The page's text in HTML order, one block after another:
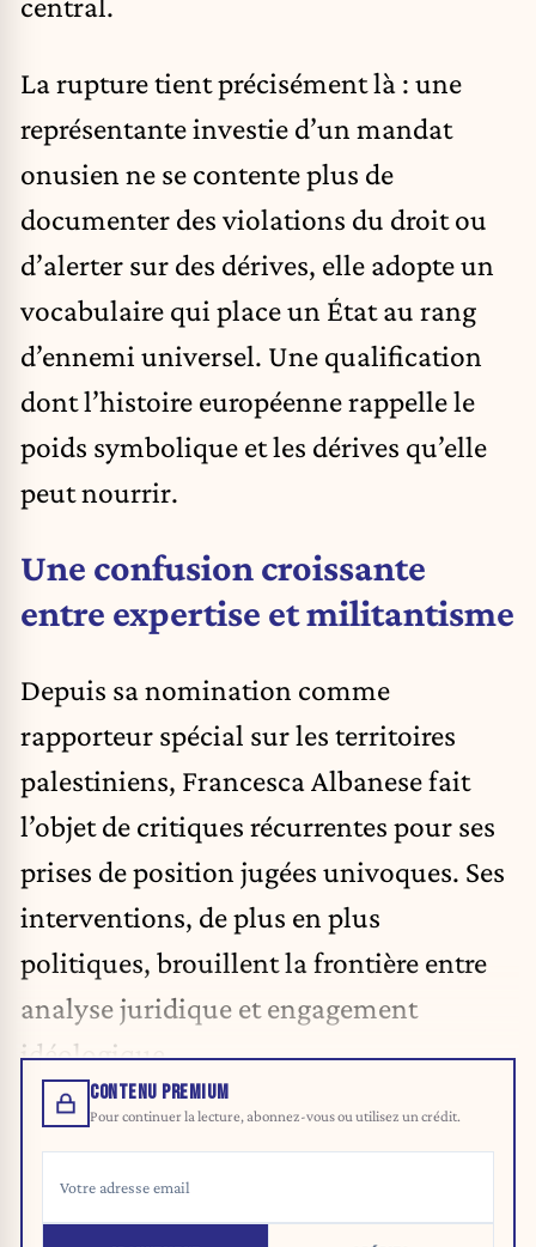
La rupture tient précisément là : une
représentante investie d’un mandat
onusien ne se contente plus de
documenter des violations du droit ou
d’alerter sur des dérives, elle adopte un
vocabulaire qui place un État au rang
d’ennemi universel. Une qualification
dont l’histoire européenne rappelle le
poids symbolique et les dérives qu’elle
peut nourrir.
Une confusion croissante
entre expertise et militantisme
Depuis sa nomination comme
rapporteur spécial sur les territoires
palestiniens, Francesca Albanese fait
l’objet de critiques récurrentes pour ses
prises de position jugées univoques. Ses
interventions, de plus en plus
politiques, brouillent la frontière entre
analyse juridique et engagement
idéologique.
CONTENU PREMIUM
Pour continuer la lecture, abonnez-vous ou utilisez un crédit.